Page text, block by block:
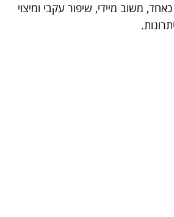
משוב מיידי, שיפור עקבי ומיצוי